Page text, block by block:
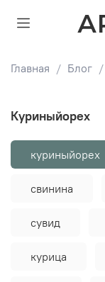
Главная Блог
куриныйорех
куриныйорех
свинина
сувид
курица